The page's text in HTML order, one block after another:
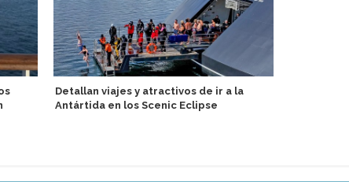
Detallan viajes y atractivos de ir a la
Antártida en los Scenic Eclipse